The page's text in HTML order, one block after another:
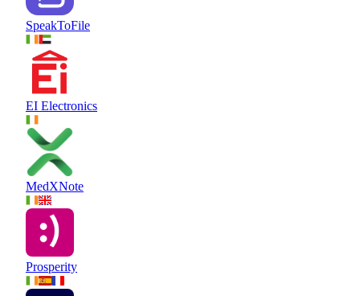
SpeakToFile
EI Electronics
MedXNote
Prosperity